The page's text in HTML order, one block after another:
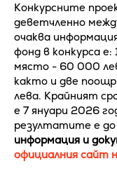
Конкурсните
деветчленно
очаква
фонд в конкурса
място - 60 000
както и две
лева. Крайният
е 7 януари 2026
резултатите е до
информация и
официалния сайт